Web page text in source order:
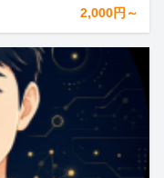
2,000円～